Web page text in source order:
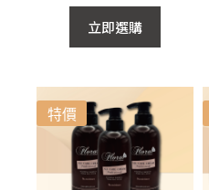
立即選購
特價